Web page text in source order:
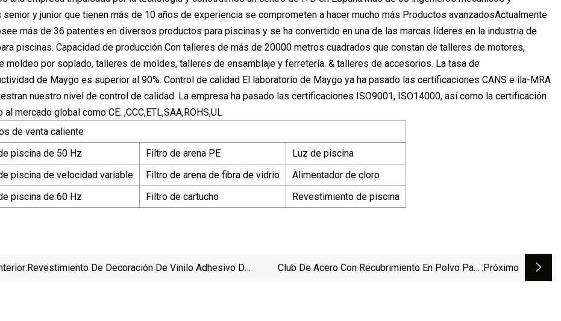
y junior que tienen más de 10 años de experiencia se comprometen a hacer mucho más Productos avanzadosActualmente
más de 36 patentes en diversos productos para piscinas y se ha convertido en una de las marcas líderes en la industria de
piscinas. Capacidad de producción Con talleres de más de 20000 metros cuadrados que constan de talleres de motores,
moldeo por soplado, talleres de moldes, talleres de ensamblaje y ferretería. & talleres de accesorios. La tasa de
de Maygo es superior al 90%. Control de calidad El laboratorio de Maygo ya ha pasado las certificaciones CANS e ila-MRA
nuestro nivel de control de calidad. La empresa ha pasado las certificaciones ISO9001, ISO14000, así como la certificación
mercado global como CE. ,CCC,ETL,SAA,ROHS,UL
de venta caliente
piscina de 50 Hz
Filtro de arena PE
Luz de piscina
piscina de velocidad variable
Filtro de arena de fibra de vidrio
Alimentador de cloro
piscina de 60 Hz
Filtro de cartucho Revestimiento de piscina
Revestimiento De Decoración De Vinilo Adhesivo De
Club De Acero Con Recubrimiento En Polvo Para :próximo